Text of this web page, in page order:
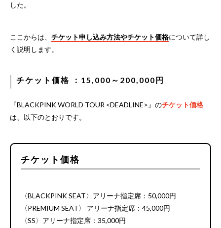
した。
ここからは、 チケット申し込み方法やチケット価格について詳し
く説明します。
チケット価格 ：15,000～200,000円
『BLACKPINK WORLD TOUR <DEADLINE>』のチケット価格
は、以下のとおりです。
チケット価格
〈BLACKPINK SEAT〉アリーナ指定席：50,000円
〈PREMIUM SEAT〉 アリーナ指定席：45,000円
〈SS〉アリーナ指定席：35,000円